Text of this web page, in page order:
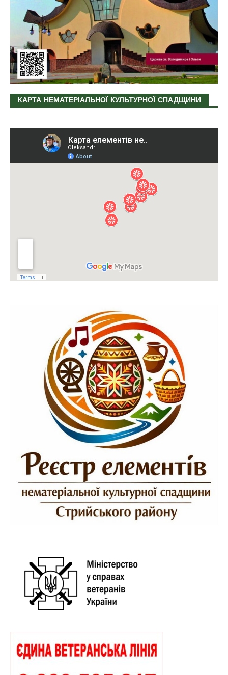
КАРТА НЕМАТЕРІАЛЬНОЇ КУЛЬТУРНОЇ СПАДЩИНИ